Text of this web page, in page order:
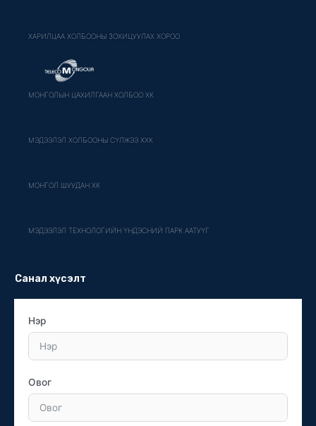
ХАРИЛЦАА ХОЛБООНЫ ЗОХИЦУУЛАХ ХОРОО
МОНГОЛЫН ЦАХИЛГААН ХОЛБОО ХК
МЭДЭЭЛЭЛ ХОЛБООНЫ СҮЛЖЭЭ ХХК
МОНГОЛ ШУУДАН ХК
МЭДЭЭЛЭЛ ТЕХНОЛОГИЙН ҮНДЭСНИЙ ПАРК ААТУҮГ
Санал хүсэлт
Нэр
Овог